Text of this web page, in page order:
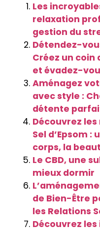
Les
relaxation
gestion du
Détendez-
Créez un
et évadez-
Aménagez
avec style :
détente
Découvrez
Sel d’Epsom
corps, la
Le CBD, une
mieux dormir
de Bien-Être
les Relations
Découvrez